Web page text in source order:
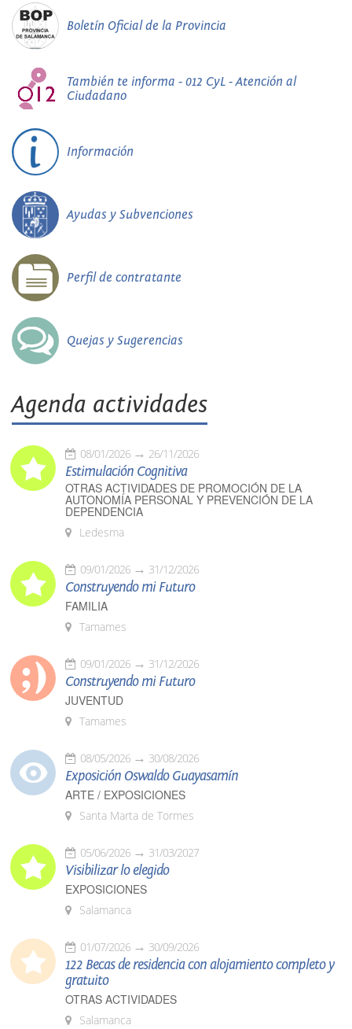
Boletín Oficial de la Provincia
También te informa - 012 CyL - Atención al
Ciudadano
Información
Ayudas y Subvenciones
Perfil de contratante
Quejas y Sugerencias
Agenda actividades
08/01/2026 26/11/2026
Estimulación Cognitiva
OTRAS ACTIVIDADES DE PROMOCIÓN DE LA
AUTONOMÍA PERSONAL Y PREVENCIÓN DE LA
DEPENDENCIA
Ledesma
09/01/2026 31/12/2026
Construyendo mi Futuro
FAMILIA
Tamames
09/01/2026 31/12/2026
Construyendo mi Futuro
JUVENTUD
Tamames
08/05/2026 30/08/2026
Exposición Oswaldo Guayasamín
ARTE / EXPOSICIONES
Santa Marta de Tormes
05/06/2026 31/03/2027
Visibilizar lo elegido
EXPOSICIONES
Salamanca
01/07/2026 30/09/2026
122 Becas de residencia con alojamiento completo y
gratuito
OTRAS ACTIVIDADES
Salamanca